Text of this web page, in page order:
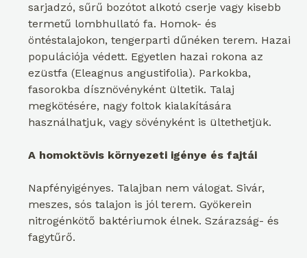
sarjadzó, sűrű bozótot alkotó cserje vagy kisebb
termetű lombhullató fa. Homok- és
öntéstalajokon, tengerparti dűnéken terem. Hazai
populációja védett. Egyetlen hazai rokona az
ezüstfa (Eleagnus angustifolia). Parkokba,
fasorokba dísznövényként ültetik. Talaj
megkötésére, nagy foltok kialakítására
használhatjuk, vagy sövényként is ültethetjük.
A homoktövis környezeti igénye és fajtái
Napfényigényes. Talajban nem válogat. Sivár,
meszes, sós talajon is jól terem. Gyökerein
nitrogénkötő baktériumok élnek. Szárazság- és
fagytűrő.